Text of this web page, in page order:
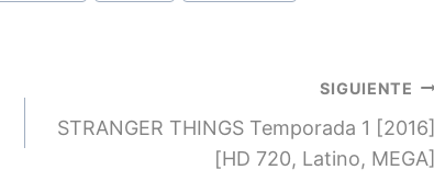
SIGUIENTE
STRANGER THINGS Temporada 1 [2016]
[HD 720, Latino, MEGA]